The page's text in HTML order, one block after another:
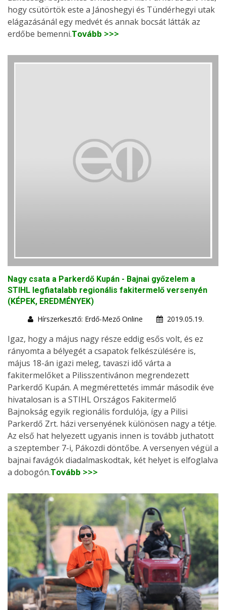
hogy csütörtök este a Jánoshegyi és Tündérhegyi utak
elágazásánál egy medvét és annak bocsát látták az
erdőbe bemenni.Tovább >>>
Nagy csata a Parkerdő Kupán - Bajnai győzelem a
STIHL legfiatalabb regionális fakitermelő versenyén
(KÉPEK, EREDMÉNYEK)
Hírszerkesztő: Erdő-Mező Online
2019.05.19.
Igaz, hogy a május nagy része eddig esős volt, és ez
rányomta a bélyegét a csapatok felkészülésére is,
május 18-án igazi meleg, tavaszi idő várta a
fakitermelőket a Pilisszentivánon megrendezett
Parkerdő Kupán. A megmérettetés immár második éve
hivatalosan is a STIHL Országos Fakitermelő
Bajnokság egyik regionális fordulója, így a Pilisi
Parkerdő Zrt. házi versenyének különösen nagy a tétje.
Az első hat helyezett ugyanis innen is tovább juthatott
a szeptember 7-i, Pákozdi döntőbe. A versenyen végül a
bajnai favágók diadalmaskodtak, két helyet is elfoglalva
a dobogón.Tovább >>>